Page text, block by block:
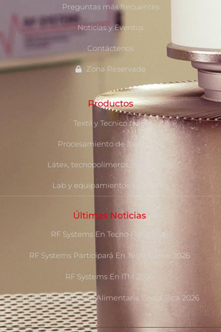
Preguntas más frecuentes
Noticias y Eventos
Contáctenos
Zona Reservada
Productos
Textil y Tecnico textil
Procesamiento de alimentos
Látex, tecnopolímeros, composites
Lab y equipamientos especiales
Últimas Noticias
RF Systems En Tecno Fidta 2026
RF Systems Participará En TecnoCarne 2026
RF Systems En ITM 2026
RF Systems En Expo Alimentaria Costa Rica 2026